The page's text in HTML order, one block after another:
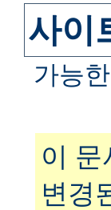
사이
가능
이
변경